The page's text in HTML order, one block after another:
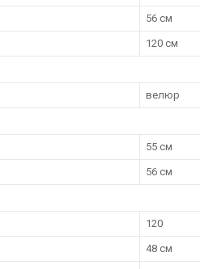
56 см
120 см
велюр
55 см
56 см
120
48 см